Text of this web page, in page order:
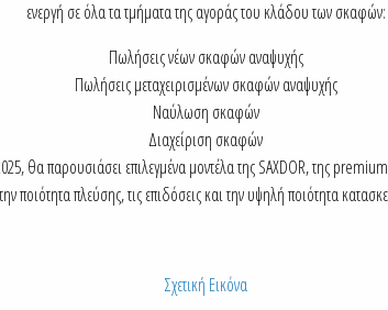
ενεργή σε όλα τα τμήματα της αγοράς του κλάδου των σκαφών:
Πωλήσεις νέων σκαφών αναψυχής
Πωλήσεις μεταχειρισμένων σκαφών αναψυχής
Ναύλωση σκαφών
Διαχείριση σκαφών
θα παρουσιάσει επιλεγμένα μοντέλα της SAXDOR, της
την ποιότητα πλεύσης, τις επιδόσεις και την υψηλή ποιότητα
Σχετική Εικόνα